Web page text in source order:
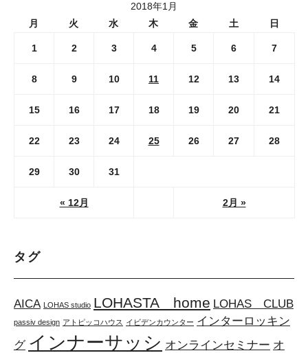
2018年1月
月
火 水 木 金 土 日
« 12月 2月 »
1 2 3 4 5 6 7
8 9 10 11 12 13 14
15 16 17 18 19 20 21
22 23 24 25 26 27 28
29 30 31
タグ
AICA LOHAS studio LOHASTA home LOHAS CLUB
passiv design アトピッコハウス イビデンカウンター インターロッキン
グ インナーサッシ オンラインセミナー オ